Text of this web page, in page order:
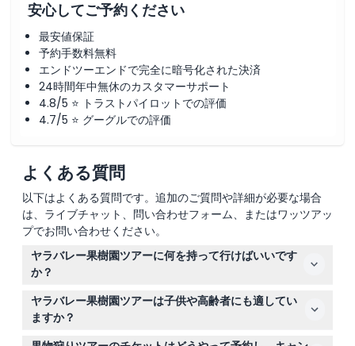
安心してご予約ください
最安値保証
予約手数料無料
エンドツーエンドで完全に暗号化された決済
24時間年中無休のカスタマーサポート
4.8/5 ⭐ トラストパイロットでの評価
4.7/5 ⭐ グーグルでの評価
よくある質問
以下はよくある質問です。追加のご質問や詳細が必要な場合
は、ライブチャット、問い合わせフォーム、またはワッツアッ
プでお問い合わせください。
ヤラバレー果樹園ツアーに何を持って行けばいいです
か？
屋外で歩きながら果物を摘むため、履き慣れた靴と天候に
適した服装を着用してください。日焼け止めと帽子をお忘
れなく。ツアー中に採った果物を入れる袋が提供されま
ヤラバレー果樹園ツアーは子供や高齢者にも適してい
ますか？
はい、2歳から15歳の子供は有料の大人が同行する必要が